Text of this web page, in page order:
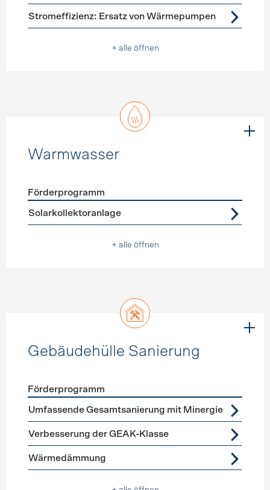
Stromeffizienz: Ersatz von Wärmepumpen
+ alle öffnen
Warmwasser
Förderprogramme
Förderprogramm
Solarkollektoranlage
+ alle öffnen
Gebäudehülle Sanierung
Förderprogramme Gebäudehülle Sanierung
Förderprogramm
Umfassende Gesamtsanierung mit Minergie
Verbesserung der GEAK-Klasse
Wärmedämmung